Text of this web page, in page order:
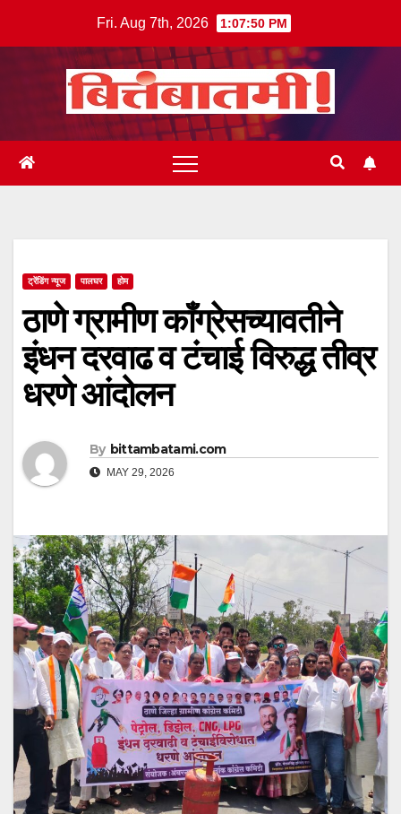
Fri. Aug 7th, 2026 1:07:51 PM
ट्रेंडिंग न्यूज पालघर होम
ठाणे ग्रामीण काँग्रेसच्यावतीने
इंधन दरवाढ व टंचाई विरुद्ध तीव्र
धरणे आंदोलन
By bittambatami.com
MAY 29, 2026